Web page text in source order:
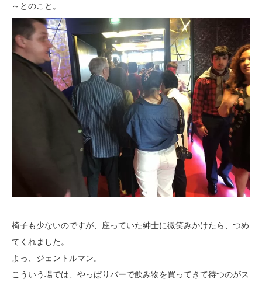
～とのこと。
椅子も少ないのですが、座っていた紳士に微笑みかけたら、つめ
てくれました。
よっ、ジェントルマン。
こういう場では、やっぱりバーで飲み物を買ってきて待つのがス